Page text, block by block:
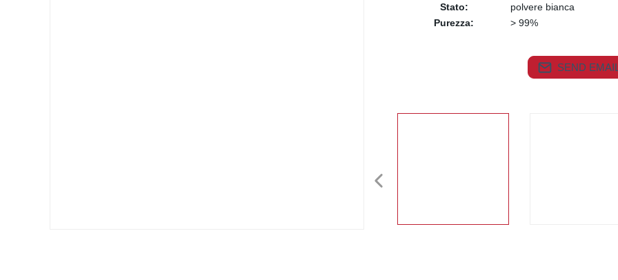
Stato:
polvere bianca
Purezza:
> 99%
SEND